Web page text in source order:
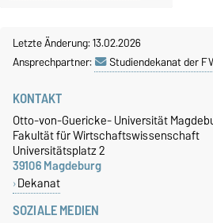
Letzte Änderung: 13.02.2026
Ansprechpartner:
Studiendekanat der
SOZIALE MEDIEN
KONTAKT
Otto-von-Guericke- Universität
Fakultät für Wirtschaftswissenschaft
Universitätsplatz 2
39106 Magdeburg
Dekanat